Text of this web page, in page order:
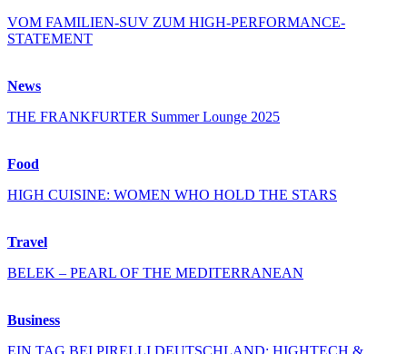
VOM FAMILIEN-SUV ZUM HIGH-PERFORMANCE-
STATEMENT
News
THE FRANKFURTER Summer Lounge 2025
Food
HIGH CUISINE: WOMEN WHO HOLD THE STARS
Travel
BELEK – PEARL OF THE MEDITERRANEAN
Business